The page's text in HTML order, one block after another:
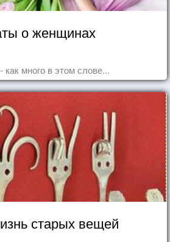
о женщинах
много в этом слове...
старых вещей